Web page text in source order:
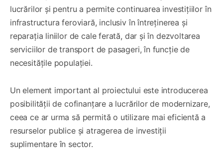
lucrărilor și pentru a permite continuarea investițiilor în
infrastructura feroviară, inclusiv în întreținerea și
reparația liniilor de cale ferată, dar și în dezvoltarea
serviciilor de transport de pasageri, în funcție de
necesitățile populației.
Un element important al proiectului este introducerea
posibilității de cofinanțare a lucrărilor de modernizare,
ceea ce ar urma să permită o utilizare mai eficientă a
resurselor publice și atragerea de investiții
suplimentare în sector.